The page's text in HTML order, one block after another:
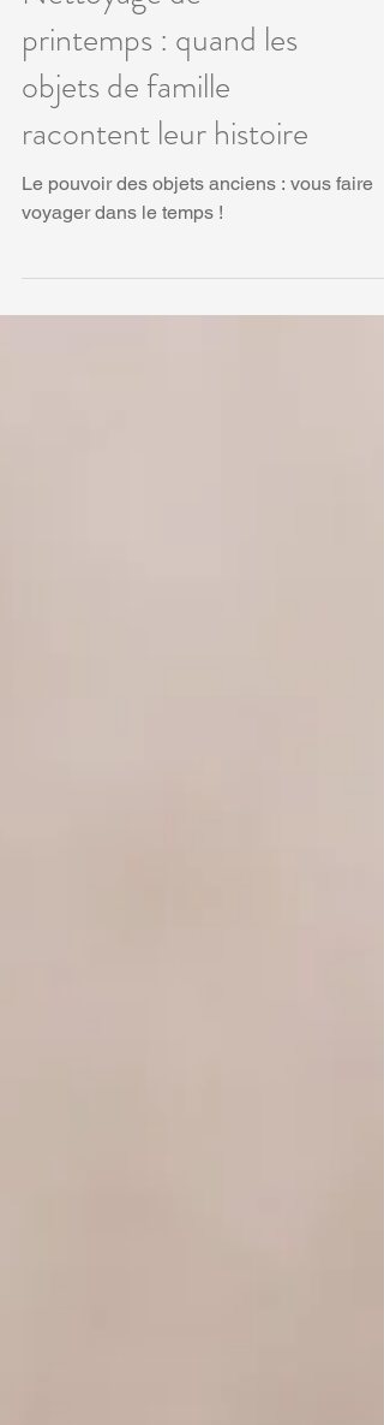
Nettoyage de
printemps : quand les
objets de famille
racontent leur histoire
Le pouvoir des objets anciens : vous faire